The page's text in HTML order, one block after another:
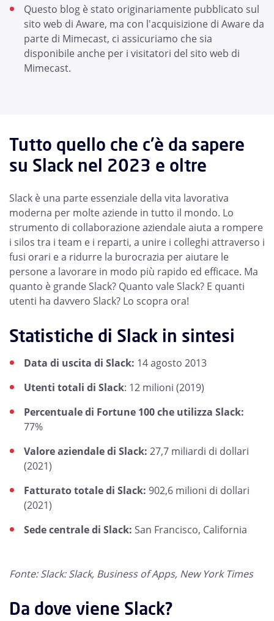
Questo blog è stato originariamente pubblicato sul
sito web di Aware, ma con l'acquisizione di Aware da
parte di Mimecast, ci assicuriamo che sia
disponibile anche per i visitatori del sito web di
Mimecast.
Tutto quello che c'è da sapere
su Slack nel 2023 e oltre
Slack è una parte essenziale della vita lavorativa
moderna per molte aziende in tutto il mondo. Lo
strumento di collaborazione aziendale aiuta a rompere
i silos tra i team e i reparti, a unire i colleghi attraverso i
fusi orari e a ridurre la burocrazia per aiutare le
persone a lavorare in modo più rapido ed efficace. Ma
quanto è grande Slack? Quanto vale Slack? E quanti
utenti ha davvero Slack? Lo scopra ora!
Statistiche di Slack in sintesi
Data di uscita di Slack: 14 agosto 2013
Utenti totali di Slack: 12 milioni (2019)
Percentuale di Fortune 100 che utilizza Slack:
77%
Valore aziendale di Slack: 27,7 miliardi di dollari
(2021)
Fatturato totale di Slack: 902,6 milioni di dollari
(2021)
Sede centrale di Slack: San Francisco, California
Fonte: Slack: Slack, Business of Apps, New York Times
Da dove viene Slack?